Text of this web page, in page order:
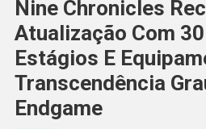
Nine Chronicles
Atualização Com
Estágios E
Transcendência
Endgame